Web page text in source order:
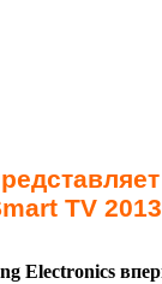
TV
Electronics